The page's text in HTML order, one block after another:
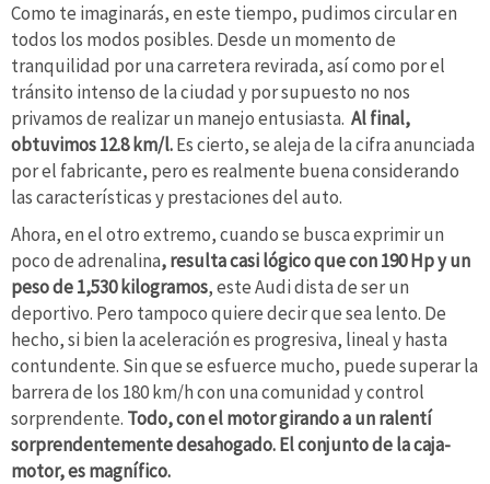
Como te imaginarás, en este tiempo, pudimos circular en
todos los modos posibles. Desde un momento de
tranquilidad por una carretera revirada, así como por el
tránsito intenso de la ciudad y por supuesto no nos
privamos de realizar un manejo entusiasta. Al final,
obtuvimos 12.8 km/l.Es cierto, se aleja de la cifra anunciada
por el fabricante, pero es realmente buena considerando
las características y prestaciones del auto.
Ahora, en el otro extremo, cuando se busca exprimir un
poco de adrenalina, resulta casi lógico que con 190 Hp y un
peso de 1,530 kilogramos, este Audi dista de ser un
deportivo. Pero tampoco quiere decir que sea lento. De
hecho, si bien la aceleración es progresiva, lineal y hasta
contundente. Sin que se esfuerce mucho, puede superar la
barrera de los 180 km/h con una comunidad y control
sorprendente. Todo, con el motor girando a un ralentí
sorprendentemente desahogado. El conjunto de la caja-
motor, es magnífico.